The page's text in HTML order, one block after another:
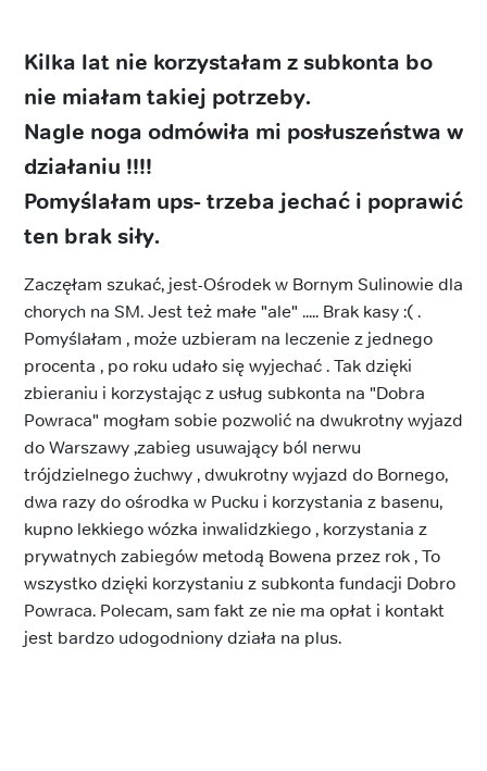
Kilka lat nie korzystałam z subkonta bo
nie miałam takiej potrzeby.
Nagle noga odmówiła mi posłuszeństwa w
działaniu !!!!
Pomyślałam ups- trzeba jechać i poprawić
ten brak siły.
Zaczęłam szukać, jest-Ośrodek w Bornym Sulinowie dla
chorych na SM. Jest też małe "ale" ..... Brak kasy :( .
Pomyślałam , może uzbieram na leczenie z jednego
procenta , po roku udało się wyjechać . Tak dzięki
zbieraniu i korzystając z usług subkonta na "Dobra
Powraca" mogłam sobie pozwolić na dwukrotny wyjazd
do Warszawy ,zabieg usuwający ból nerwu
trójdzielnego żuchwy , dwukrotny wyjazd do Bornego,
dwa razy do ośrodka w Pucku i korzystania z basenu,
kupno lekkiego wózka inwalidzkiego , korzystania z
prywatnych zabiegów metodą Bowena przez rok , To
wszystko dzięki korzystaniu z subkonta fundacji Dobro
Powraca. Polecam, sam fakt ze nie ma opłat i kontakt
jest bardzo udogodniony działa na plus.